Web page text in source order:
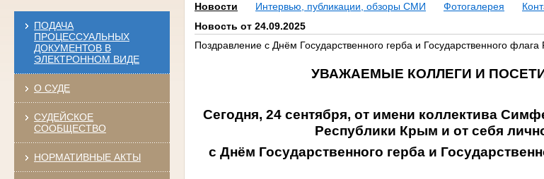
ПОДАЧА
ПРОЦЕССУАЛЬНЫХ
ДОКУМЕНТОВ В
ЭЛЕКТРОННОМ ВИДЕ
О СУДЕ
СУДЕЙСКОЕ
СООБЩЕСТВО
НОРМАТИВНЫЕ АКТЫ
Новости Интервью, публикации, обзоры СМИ Фотогалерея
Новость от 24.09.2025
Поздравление с Днём Государственного герба и Государственного
УВАЖАЕМЫЕ КОЛЛЕГИ И
Сегодня, 24 сентября, от имени коллектива
Республики Крым и от себя
с Днём Государственного герба и